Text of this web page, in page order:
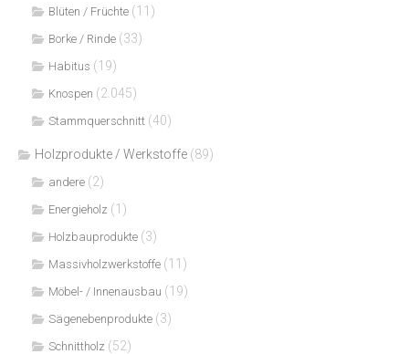
Blüten / Früchte (11)
Borke / Rinde (33)
Habitus (19)
Knospen (2.045)
Stammquerschnitt (40)
Holzprodukte / Werkstoffe (89)
andere (2)
Energieholz (1)
Holzbauprodukte (3)
Massivholzwerkstoffe (11)
Möbel- / Innenausbau (19)
Sägenebenprodukte (3)
Schnittholz (52)